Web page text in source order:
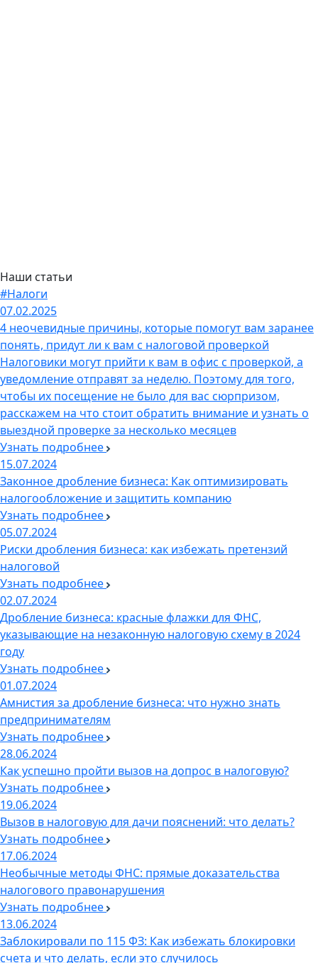
Наши статьи
#Налоги
07.02.2025
4 неочевидные причины, которые помогут вам заранее
понять, придут ли к вам с налоговой проверкой
Налоговики могут прийти к вам в офис с проверкой, а
уведомление отправят за неделю. Поэтому для того,
чтобы их посещение не было для вас сюрпризом,
расскажем на что стоит обратить внимание и узнать о
выездной проверке за несколько месяцев
Узнать подробнее
15.07.2024
Законное дробление бизнеса: Как оптимизировать
налогообложение и защитить компанию
Узнать подробнее
05.07.2024
Риски дробления бизнеса: как избежать претензий
налоговой
Узнать подробнее
02.07.2024
Дробление бизнеса: красные флажки для ФНС,
указывающие на незаконную налоговую схему в 2024
году
Узнать подробнее
01.07.2024
Амнистия за дробление бизнеса: что нужно знать
предпринимателям
Узнать подробнее
28.06.2024
Как успешно пройти вызов на допрос в налоговую?
Узнать подробнее
19.06.2024
Вызов в налоговую для дачи пояснений: что делать?
Узнать подробнее
17.06.2024
Необычные методы ФНС: прямые доказательства
налогового правонарушения
Узнать подробнее
13.06.2024
Заблокировали по 115 ФЗ: Как избежать блокировки
счета и что делать, если это случилось